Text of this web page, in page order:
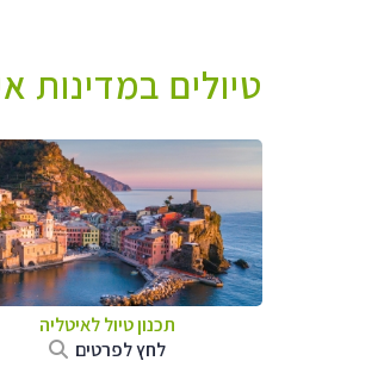
טיולים במדינות
תכנון טיול לאיטליה
לחץ לפרטים